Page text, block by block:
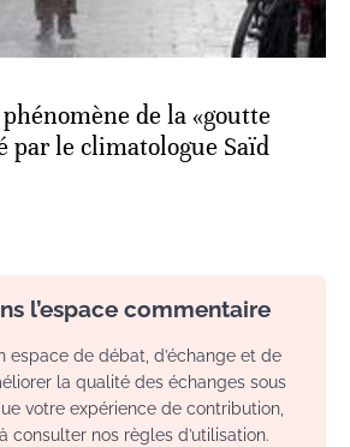
de la «goutte
par le climatologue Saïd
l’espace commentaire
espace de débat, d’échange et de
la qualité des échanges sous
votre expérience de contribution,
consulter nos règles d’utilisation.